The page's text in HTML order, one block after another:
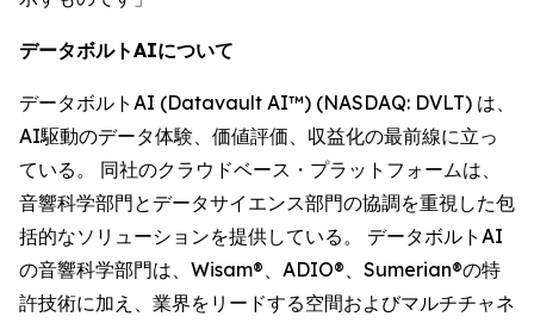
データボルトAIについて
データボルトAI (Datavault AI™) (NASDAQ: DVLT) は、
AI駆動のデータ体験、価値評価、収益化の最前線に立っ
ている。 同社のクラウドベース・プラットフォームは、
音響科学部門とデータサイエンス部門の協調を重視した包
括的なソリューションを提供している。 データボルトAI
の音響科学部門は、Wisam®、ADIO®、Sumerian®の特
許技術に加え、業界をリードする空間およびマルチチャネ